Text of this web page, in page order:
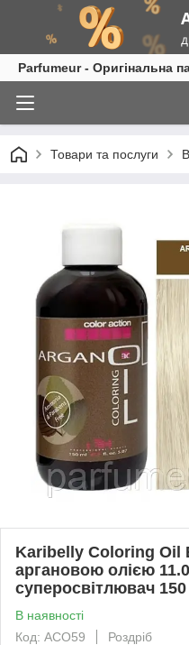
Parfumeur - Оригінальна
Товари та послуги
Karibelly Coloring Oil
аргановою олією
суперосвiтлювач
В наявності
Код: ACO59
Роздріб